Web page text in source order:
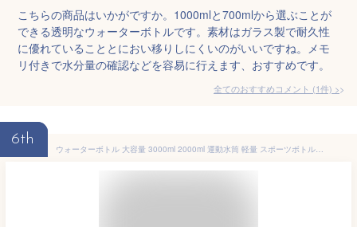
こちらの商品はいかがですか。1000mlと700mlから選ぶことが
できる透明なウォーターボトルです。素材はガラス製で耐久性
に優れていることとにおい移りしにくいのがいいですね。メモ
リ付きで水分量の確認などを容易に行えます、おすすめです。
全てのおすすめコメント (1件) >
6th
ウォーターボトル 大容量 3000ml 2000ml 運動水筒 軽量 スポーツボトル ボトル ィルター付き 目盛り付き アウトドア キャンプ 通勤 漏れない スポーツドリンクボトル 軽い 子供 大人 高い密封性 軽量 耐冷耐熱 透明 可愛い